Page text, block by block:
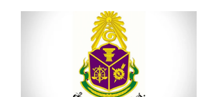
รจนา กัลป์ตินันท์ เมื่อครั้งดำรงตำแหน่งนายกเทศมนตรีนคร
อุบลราชธานี จังหวัดอุบลราชธานี